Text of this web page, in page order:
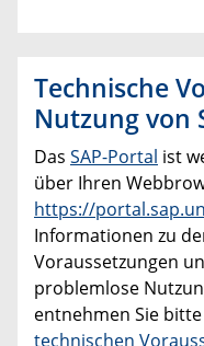
Technische
Nutzung von
Das SAP-Portal ist
über Ihren
https://
Informationen zu
Voraussetzungen
problemlose
entnehmen Sie
technischen